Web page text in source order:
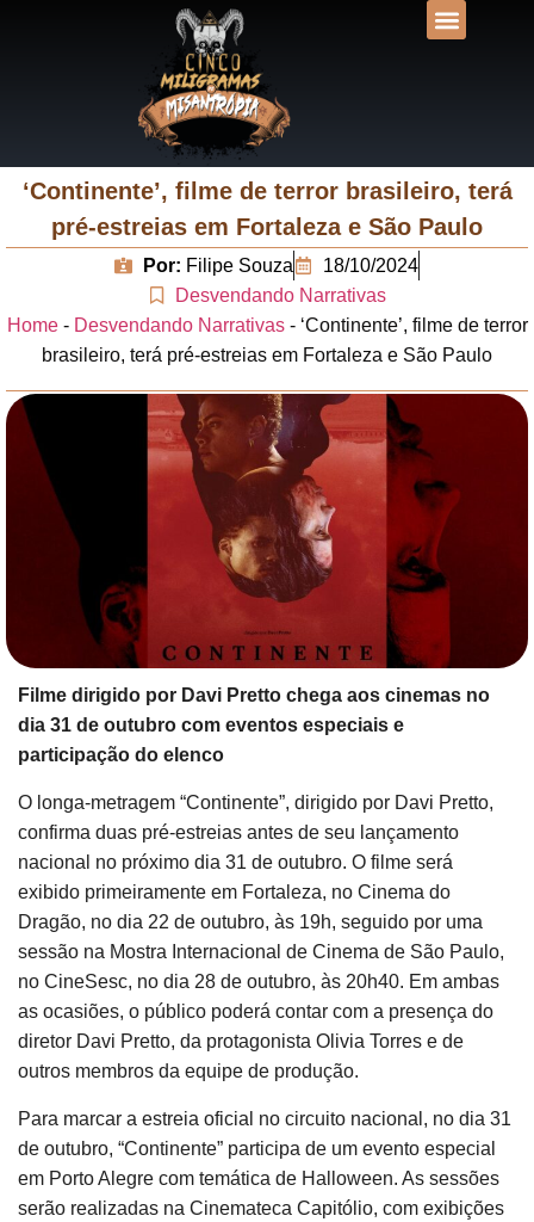
‘Continente’, filme de terror brasileiro, terá
pré-estreias em Fortaleza e São Paulo
Por: Filipe Souza
18/10/2024
Desvendando Narrativas
Home- Desvendando Narrativas- ‘Continente’, filme de terror
brasileiro, terá pré-estreias em Fortaleza e São Paulo
Filme dirigido por Davi Pretto chega aos cinemas no
dia 31 de outubro com eventos especiais e
participação do elenco
O longa-metragem “Continente”, dirigido por Davi Pretto,
confirma duas pré-estreias antes de seu lançamento
nacional no próximo dia 31 de outubro. O filme será
exibido primeiramente em Fortaleza, no Cinema do
Dragão, no dia 22 de outubro, às 19h, seguido por uma
sessão na Mostra Internacional de Cinema de São Paulo,
no CineSesc, no dia 28 de outubro, às 20h40. Em ambas
as ocasiões, o público poderá contar com a presença do
diretor Davi Pretto, da protagonista Olivia Torres e de
outros membros da equipe de produção.
Para marcar a estreia oficial no circuito nacional, no dia 31
de outubro, “Continente” participa de um evento especial
em Porto Alegre com temática de Halloween. As sessões
serão realizadas na Cinemateca Capitólio, com exibições